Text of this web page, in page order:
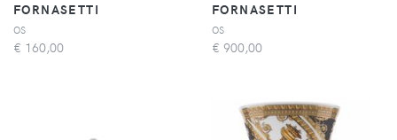
FORNASETTI
OS
€ 160,00
FORNASETTI
OS
€ 900,00